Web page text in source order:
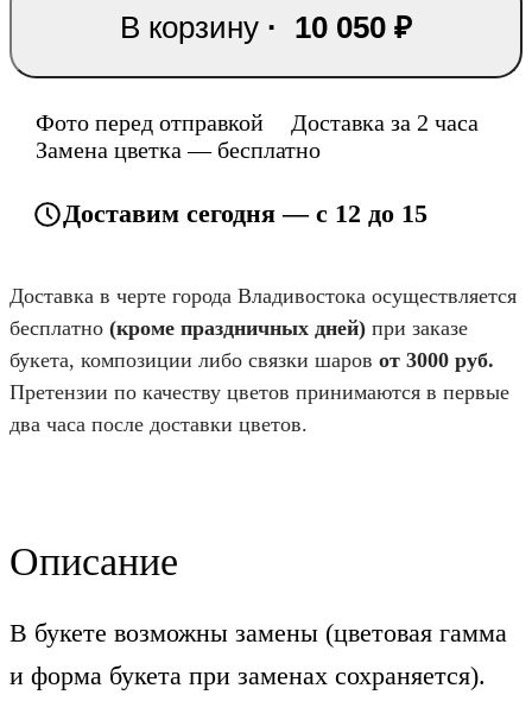
В корзину · 10 050 ₽
Фото перед отправкой
Доставка за 2 часа
Замена цветка — бесплатно
Доставим сегодня — с 12 до 15
Доставка в черте города Владивостока осуществляется
бесплатно (кроме праздничных дней) при заказе
букета, композиции либо связки шаров от 3000 руб.
Претензии по качеству цветов принимаются в первые
два часа после доставки цветов.
Описание
В букете возможны замены (цветовая гамма
и форма букета при заменах сохраняется).